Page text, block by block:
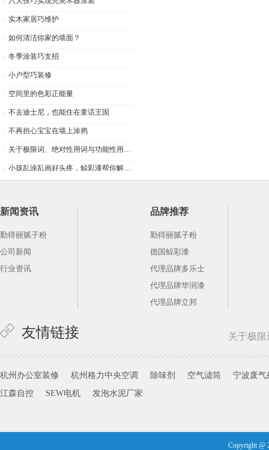
实木家居巧维护
如何清洁你家的墙面？
冬季涂装巧支招
小户型巧装修
空间里的色彩正能量
不去迪士尼，也能住在童话王国
不再担心宝宝在墙上涂鸦
内墙腻子粉含甲醛吗?
腻子粉的使用方法及注意事项
勤得丽腻子粉的优势与作用
实木家居巧维护
如何清洁你家的墙面？
冬季涂装巧支招
小户型巧装修
空间里的色彩正能量
不再担心宝宝在墙上涂鸦
友情链接
品牌推荐
勤得丽腻子粉
德国鲸彩漆
代理品牌多乐士
代理品牌华润漆
代理品牌立邦
新闻资讯
勤得丽腻子粉
公司新闻
行业资讯
杭州办公室装修 杭州格力中央空调 除味剂 空气滤筒
宁波废气
江森自控
SEW电机 发泡水泥厂家
关于极
Copyright @